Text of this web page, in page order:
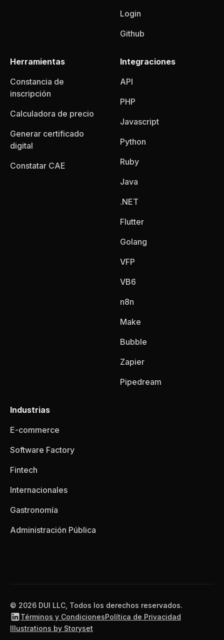
Login
Github
Herramientas
Constancia de
inscripción
Calculadora de precio
Generar certificado
digital
Constatar CAE
Integraciones
API
PHP
Javascript
Python
Ruby
Java
.NET
Flutter
Golang
VFP
VB6
n8n
Make
Bubble
Zapier
Pipedream
Industrias
E-commerce
Software Factory
Fintech
Internacionales
Gastronomía
Administración Pública
© 2026 DUI LLC, Todos los derechos reservados.
Términos y CondicionesPolítica de Privacidad
Illustrations by Storyset